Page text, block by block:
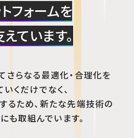
フォームを
ています。
さらなる最適化・合理化を
くだけでなく、
るため、新たな先端技術の
も取組んでいます。